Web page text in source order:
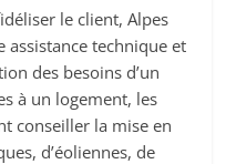
le client, Alpes
assistance technique et
des besoins d’un
à un logement, les
conseiller la mise en
d’éoliennes, de